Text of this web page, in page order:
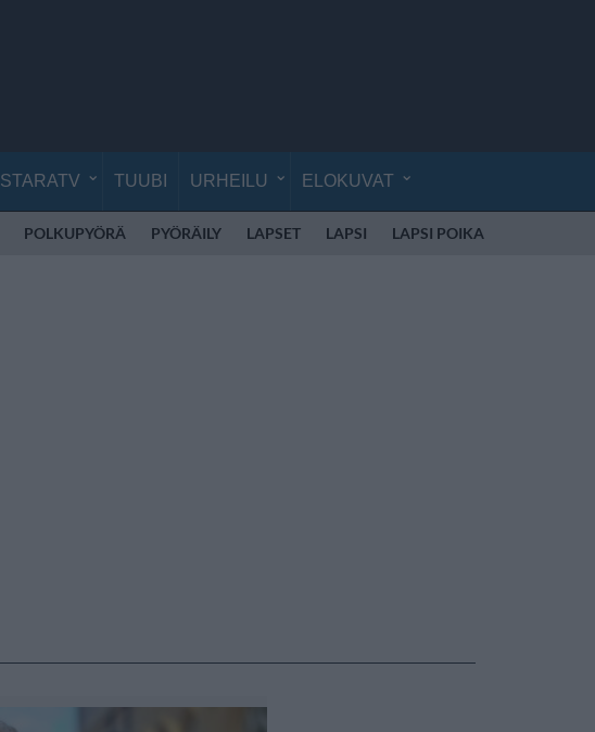
STARATV TUUBI URHEILU ELOKUVAT
POLKUPYÖRÄ PYÖRÄILY LAPSET LAPSI LAPSI POIKA